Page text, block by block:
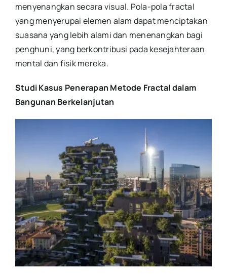
menyenangkan secara visual. Pola-pola fractal
yang menyerupai elemen alam dapat menciptakan
suasana yang lebih alami dan menenangkan bagi
penghuni, yang berkontribusi pada kesejahteraan
mental dan fisik mereka.
Studi Kasus Penerapan Metode Fractal dalam
Bangunan Berkelanjutan